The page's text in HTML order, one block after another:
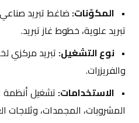
المكوّنات:
تبريد علوية، خطوط غاز تبريد.
نوع التشغيل:
والفريزرات.
الاستخدامات:
المشروبات، المجمدات، وثلاجات